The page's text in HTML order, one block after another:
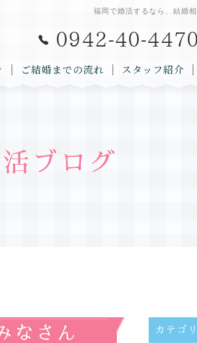
福岡で婚活するなら、結婚
ご結婚までの流れ スタッフ紹介
ブログ
なさん
カテゴ